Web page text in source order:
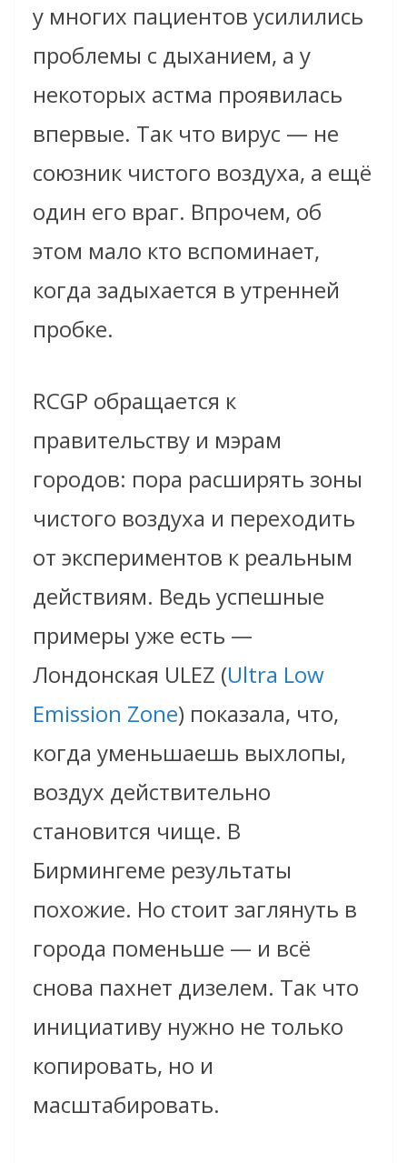
у многих пациентов усилились
проблемы с дыханием, а у
некоторых астма проявилась
впервые. Так что вирус — не
союзник чистого воздуха, а ещё
один его враг. Впрочем, об
этом мало кто вспоминает,
когда задыхается в утренней
пробке.
RCGP обращается к
правительству и мэрам
городов: пора расширять зоны
чистого воздуха и переходить
от экспериментов к реальным
действиям. Ведь успешные
примеры уже есть —
Лондонская ULEZ (Ultra Low
Emission Zone) показала, что,
когда уменьшаешь выхлопы,
воздух действительно
становится чище. В
Бирмингеме результаты
похожие. Но стоит заглянуть в
города поменьше — и всё
снова пахнет дизелем. Так что
инициативу нужно не только
копировать, но и
масштабировать.